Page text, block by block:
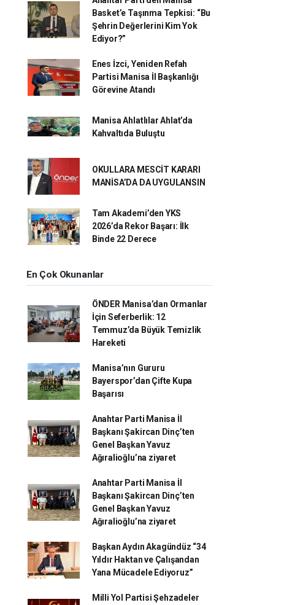
Basket’e Taşınma Tepkisi: “Bu
Şehrin Değerlerini Kim Yok
Ediyor?”
Enes İzci, Yeniden Refah
Partisi Manisa İl Başkanlığı
Görevine Atandı
Manisa Ahlatlılar Ahlat’da
Kahvaltıda Buluştu
OKULLARA MESCİT KARARI
MANİSA’DA DA UYGULANSIN
Tam Akademi’den YKS
2026’da Rekor Başarı: İlk
Binde 22 Derece
En Çok Okunanlar
ÖNDER Manisa’dan Ormanlar
İçin Seferberlik: 12
Temmuz’da Büyük Temizlik
Hareketi
Manisa’nın Gururu
Bayerspor’dan Çifte Kupa
Başarısı
Anahtar Parti Manisa İl
Başkanı Şakircan Dinç’ten
Genel Başkan Yavuz
Ağıralioğlu’na ziyaret
Anahtar Parti Manisa İl
Başkanı Şakircan Dinç’ten
Genel Başkan Yavuz
Ağıralioğlu’na ziyaret
Başkan Aydın Akagündüz “34
Yıldır Haktan ve Çalışandan
Yana Mücadele Ediyoruz”
Milli Yol Partisi Şehzadeler